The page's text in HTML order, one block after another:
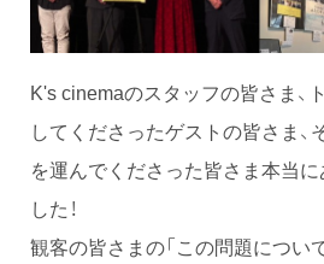
K's cinemaのスタッフの皆さま 、
してくださったゲストの皆さま、
を運んでくださった皆さま本当
した！
観客の皆さまの「この問題につい